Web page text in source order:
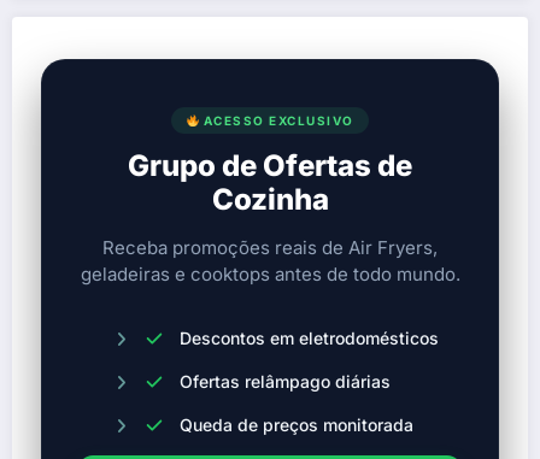
ACESSO EXCLUSIVO
Grupo de Ofertas de
Cozinha
Receba promoções reais de Air Fryers,
geladeiras e cooktops antes de todo mundo.
Descontos em eletrodomésticos
Ofertas relâmpago diárias
Queda de preços monitorada